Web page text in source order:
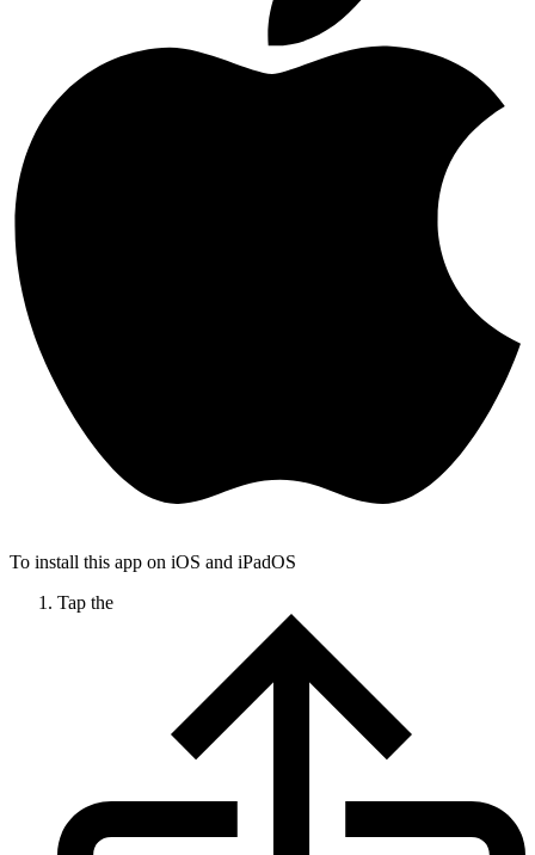
To install this app on iOS and iPadOS
Tap the